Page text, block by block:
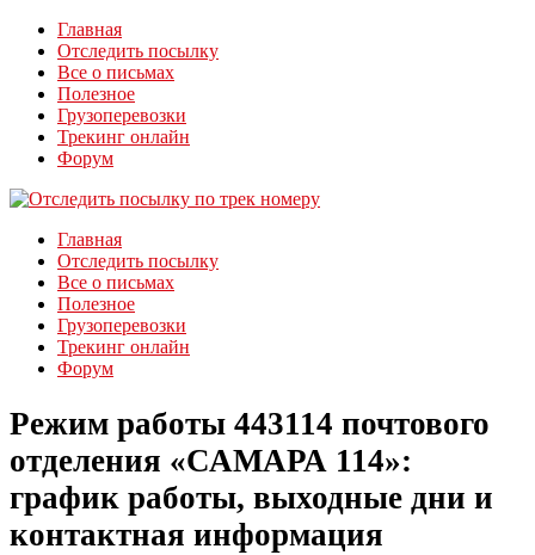
Главная
Отследить посылку
Все о письмах
Полезное
Грузоперевозки
Трекинг онлайн
Форум
Главная
Отследить посылку
Все о письмах
Полезное
Грузоперевозки
Трекинг онлайн
Форум
Режим работы 443114 почтового
отделения «САМАРА 114»:
график работы, выходные дни и
контактная информация